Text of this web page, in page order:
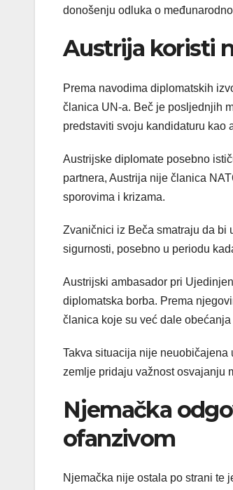
donošenju odluka o
Austrija koristi
Prema navodima diplomatskih
članica UN-a. Beč je posljednjih
predstaviti svoju kandidaturu kao
Austrijske diplomate posebno
partnera, Austrija nije članica
sporovima i krizama.
Zvaničnici iz Beča smatraju da bi
sigurnosti, posebno u periodu
Austrijski ambasador pri
diplomatska borba. Prema
članica koje su već dale
Takva situacija nije
zemlje pridaju važnost osvajanju
Njemačka
ofanzivom
Njemačka nije ostala po strani te